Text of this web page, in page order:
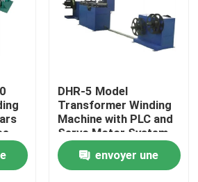
de mélange sous vide
sous vide
<
DHR-5 Model
Transformer Winding
Machine with PLC and
Servo Motor System
for 50KVA-630KVA
Amorphous Triangular
Core
envoyer une